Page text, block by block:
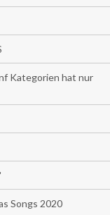
Kategorien hat nur
Songs 2020